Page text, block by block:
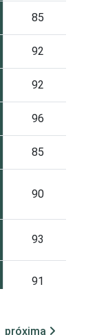
85
92
92
96
85
90
93
91
próxima